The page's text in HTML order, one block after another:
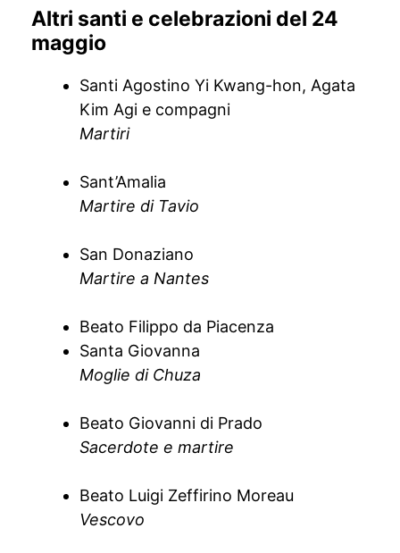
Altri santi e celebrazioni del 24
maggio
Santi Agostino Yi Kwang-hon, Agata
Kim Agi e compagni
Martiri
Sant’Amalia
Martire di Tavio
San Donaziano
Martire a Nantes
Beato Filippo da Piacenza
Santa Giovanna
Moglie di Chuza
Beato Giovanni di Prado
Sacerdote e martire
Beato Luigi Zeffirino Moreau
Vescovo